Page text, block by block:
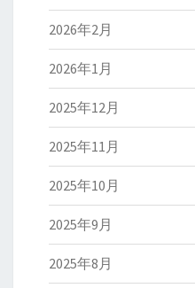
2026年2月
2026年1月
2025年12月
2025年11月
2025年10月
2025年9月
2025年8月